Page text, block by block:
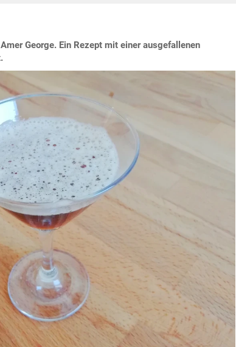
George. Ein Rezept mit einer ausgefallenen